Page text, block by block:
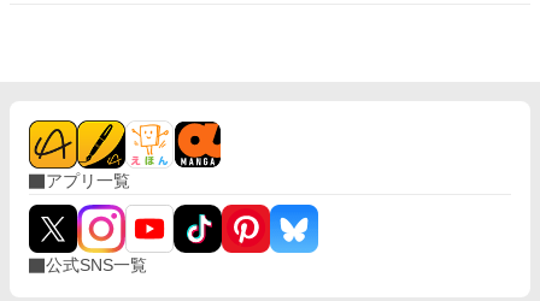
アプリ一覧
公式SNS一覧